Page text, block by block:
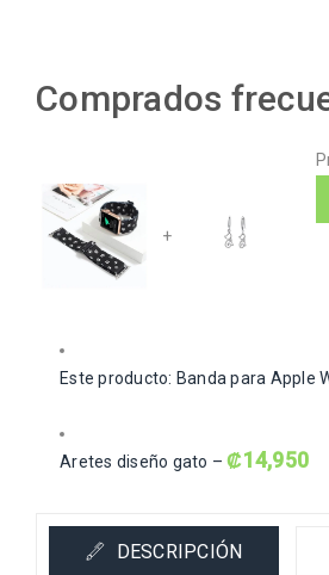
Comprados
+
Este producto: Banda para Apple
Aretes diseño gato –₡14,950
DESCRIPCIÓN